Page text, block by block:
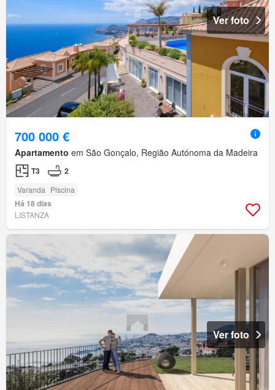
Ver foto
700 000 €
Apartamento em São Gonçalo, Região Autónoma da Madeira
T3 2
Varanda Piscina
Há 18 dias
LISTANZA
Ver foto